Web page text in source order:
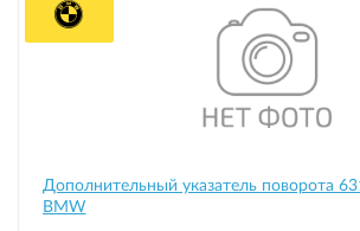
Дополнительный указатель поворота
BMW